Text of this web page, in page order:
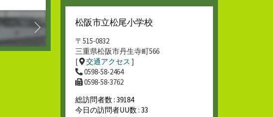
松阪市立松尾小学校
〒515-0832
三重県松阪市丹生寺町566
[
交通アクセス ]
0598-58-2464
0598-58-3762
総訪問者数 : 39184
今日の訪問者UU数 : 33